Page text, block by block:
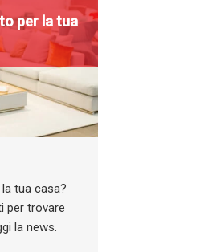
per la tua
tua casa?
per trovare
la news.